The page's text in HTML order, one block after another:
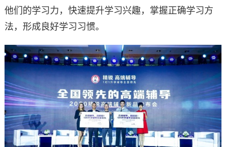
他们的学习力，快速提升学习兴趣，掌握正确学习方
法，形成良好学习习惯。